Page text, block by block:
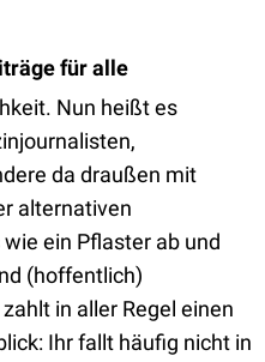
für alle
Nun heißt es
da draußen mit
alternativen
ein Pflaster ab und
(hoffentlich)
in aller Regel einen
Ihr fallt häufig nicht in